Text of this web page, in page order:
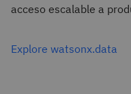
acceso escalable a
Explore watsonx.data